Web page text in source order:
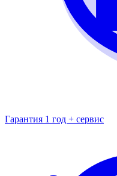
Гарантия 1 год + сервис